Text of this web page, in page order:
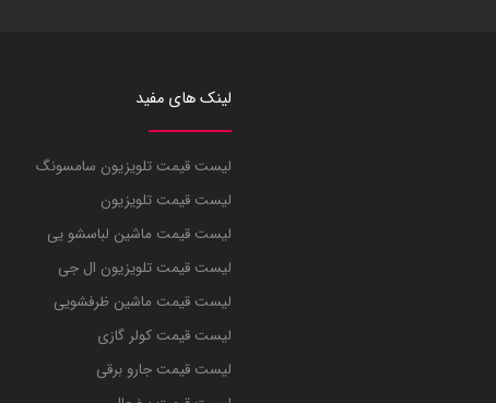
لینک های مفید
لیست قیمت تلویزیون سامسونگ
لیست قیمت تلویزیون
لیست قیمت ماشین لباسشو یی
لیست قیمت تلویزیون ال جی
لیست قیمت ماشین ظرفشویی
لیست قیمت کولر گازی
لیست قیمت جارو برقی